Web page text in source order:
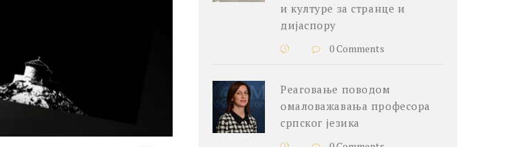
и културе за странце и
дијаспору
0 Comments
Реаговање поводом
омаловажавања професора
српског језика